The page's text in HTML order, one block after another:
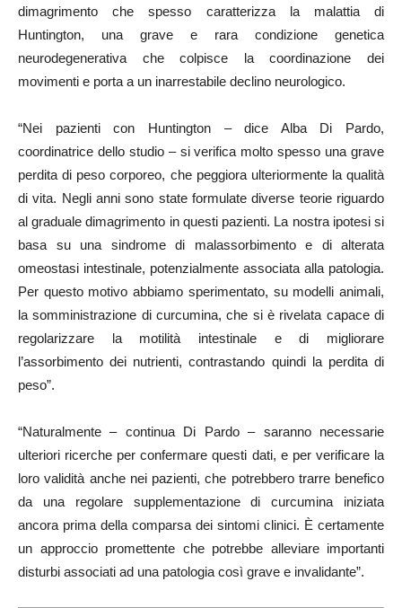
dimagrimento che spesso caratterizza la malattia di
Huntington, una grave e rara condizione genetica
neurodegenerativa che colpisce la coordinazione dei
movimenti e porta a un inarrestabile declino neurologico.
“Nei pazienti con Huntington – dice Alba Di Pardo,
coordinatrice dello studio – si verifica molto spesso una grave
perdita di peso corporeo, che peggiora ulteriormente la qualità
di vita. Negli anni sono state formulate diverse teorie riguardo
al graduale dimagrimento in questi pazienti. La nostra ipotesi si
basa su una sindrome di malassorbimento e di alterata
omeostasi intestinale, potenzialmente associata alla patologia.
Per questo motivo abbiamo sperimentato, su modelli animali,
la somministrazione di curcumina, che si è rivelata capace di
regolarizzare la motilità intestinale e di migliorare
l’assorbimento dei nutrienti, contrastando quindi la perdita di
peso”.
“Naturalmente – continua Di Pardo – saranno necessarie
ulteriori ricerche per confermare questi dati, e per verificare la
loro validità anche nei pazienti, che potrebbero trarre benefico
da una regolare supplementazione di curcumina iniziata
ancora prima della comparsa dei sintomi clinici. È certamente
un approccio promettente che potrebbe alleviare importanti
disturbi associati ad una patologia così grave e invalidante”.